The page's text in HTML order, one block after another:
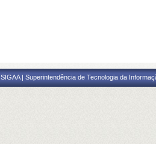
SIGAA | Superintendência de Tecnologia da